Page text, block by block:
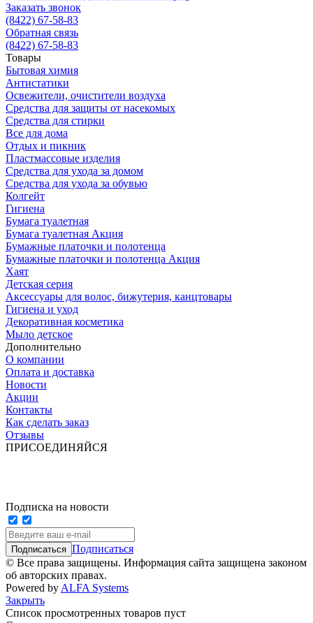
Заказать звонок
(8422) 67-58-83
Обратная связь
(8422) 67-58-83
Товары
Бытовая химия
Антистатики
Освежители, очистители воздуха
Средства для защиты от насекомых
Средства для стирки
Все для дома
Отдых и пикник
Пластмассовые изделия
Средства для ухода за домом
Средства для ухода за обувью
Колгейт
Гигиена
Бумага туалетная
Бумага туалетная Акция
Бумажные платочки и полотенца
Бумажные платочки и полотенца Акция
Хаят
Детская серия
Аксессуары для волос, бижутерия, канцтовары
Гигиена и уход
Декоративная косметика
Мыло детское
Дополнительно
О компании
Оплата и доставка
Новости
Акции
Контакты
Как сделать заказ
Отзывы
ПРИСОЕДИНЯЙСЯ
Подписка на новости
Подписаться
© Все права защищены. Информация сайта защищена законом
об авторских правах.
Powered by ALFA Systems
Закрыть
Список просмотренных товаров пуст